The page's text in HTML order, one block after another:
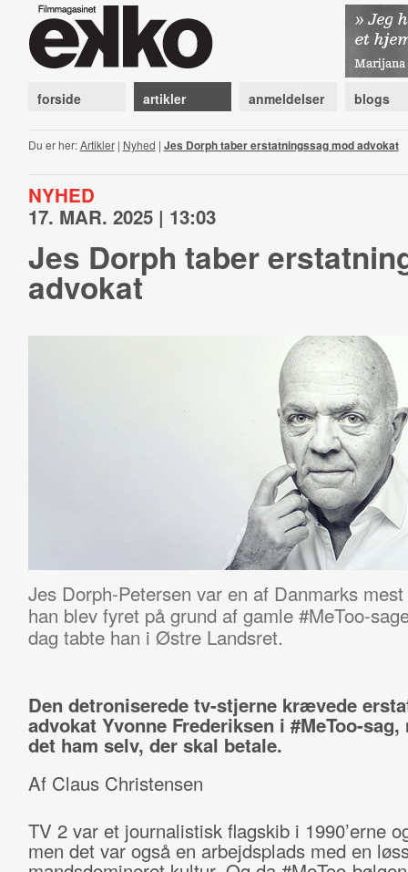
forside artikler anmeldelser blogs
Du er her:Artikler| Nyhed | Jes Dorph taber erstatningssag mod advokat
NYHED
17. MAR. 2025 | 13:03
Jes Dorph taber
advokat
Jes Dorph-Petersen var en af Danmarks
han blev fyret på grund af gamle #MeToo-
dag tabte han i Østre Landsret.
Den detroniserede tv-stjerne krævede
advokat Yvonne Frederiksen i #MeToo-sag,
det ham selv, der skal betale.
Af Claus Christensen
TV 2 var et journalistisk flagskib i 1990’erne
men det var også en arbejdsplads med en